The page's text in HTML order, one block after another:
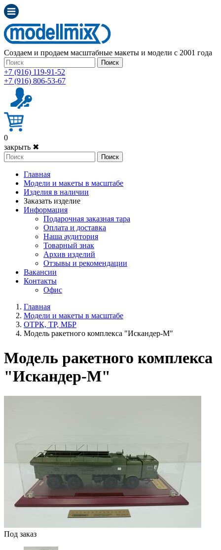
Создаем и продаем масштабные макеты и модели с 2001 года
Поиск
+7 (916) 119-91-52
+7 (916) 806-53-67
0
закрыть ✖
Поиск
Главная
Модели и макеты в масштабе
Изделия в наличии
Заказать изделие
Информация
Подарочная заказная тара
Оплата и доставка
Наша аудитория
Товарный знак
Архив изделий
Отзывы и рекомендации
Вакансии
Контакты
Офис
Главная
Модели и макеты в масштабе
ОТРК, ТР, МБР
Модель ракетного комплекса "Искандер-М"
Модель ракетного комплекса
"Искандер-М"
Под заказ